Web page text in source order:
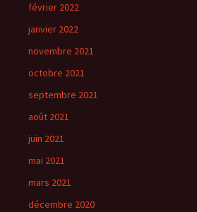
février 2022
janvier 2022
novembre 2021
octobre 2021
septembre 2021
août 2021
juin 2021
mai 2021
mars 2021
décembre 2020